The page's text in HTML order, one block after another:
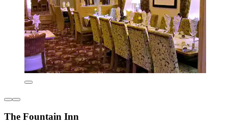
The Fountain Inn